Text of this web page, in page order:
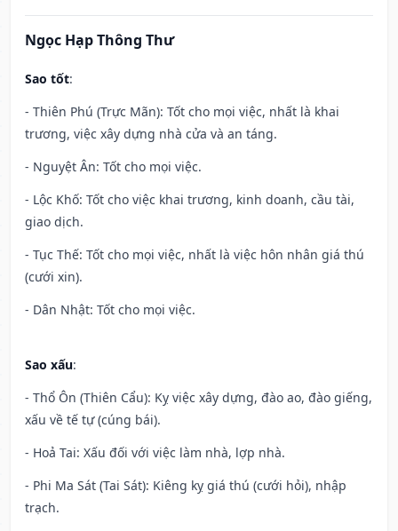
Ngọc Hạp Thông Thư
Sao tốt:
- Thiên Phú (Trực Mãn): Tốt cho mọi việc, nhất là khai
trương, việc xây dựng nhà cửa và an táng.
- Nguyệt Ân: Tốt cho mọi việc.
- Lộc Khố: Tốt cho việc khai trương, kinh doanh, cầu tài,
giao dịch.
- Tục Thế: Tốt cho mọi việc, nhất là việc hôn nhân giá thú
(cưới xin).
- Dân Nhật: Tốt cho mọi việc.
Sao xấu:
- Thổ Ôn (Thiên Cẩu): Kỵ việc xây dựng, đào ao, đào giếng,
xấu về tế tự (cúng bái).
- Hoả Tai: Xấu đối với việc làm nhà, lợp nhà.
- Phi Ma Sát (Tai Sát): Kiêng kỵ giá thú (cưới hỏi), nhập
trạch.